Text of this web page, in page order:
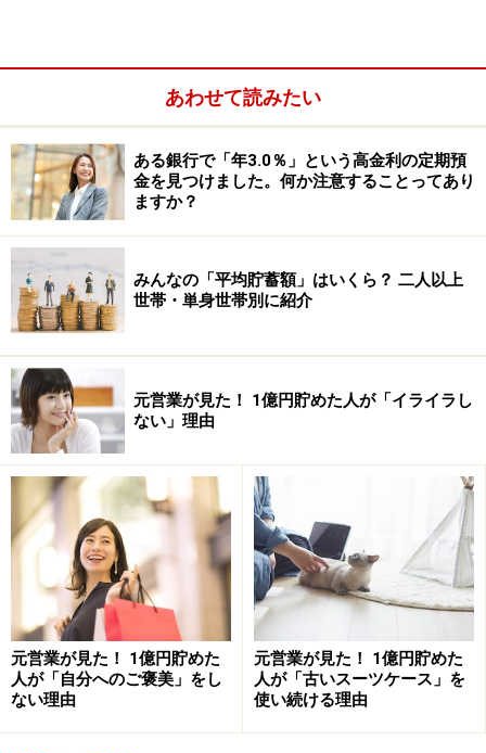
現金だけを使う（支出しにくい環境）
現金を持たない（支出しにくい環境）
これだけでも、「なるほど、そんなに節約テクニックに
は種類があるのか！」と驚きですが、確かに、使えそう
なものばかりです。
節約テクニックをおおまかに分類すると「モチベーショ
ンを引き上げるもの」と 「モチベーションが低いときで
節約のモチベーションを高める方法としては「具体的な
貯蓄目標を持つ」 ことが有効なようで、フワッとした目
標よりも、言い訳できないくらい具体的にすると効果的
みたいです。
中でも有効だった節約テクニックの1つが「お金にアク
セスしにくくする」
テクニックで、これは筆者も経験が
あったので納得しました。
例えば、アルバイトなどで働いた後、給料を「銀行振
込」で支給された場合と、「現金払い」で支給された場
合とでは、前者の方が無駄遣いをしにくいそうです。現
あわせて読みたい
ある銀行で「年3.0％」という高金利の定期預
金を見つけました。何か注意することってあり
ますか？
みんなの「平均貯蓄額」はいくら？ 二人以上
世帯・単身世帯別に紹介
元営業が見た！ 1億円貯めた人が「イライラし
ない」理由
元営業が見た！ 1億円貯めた
人が「自分へのご褒美」をし
ない理由
元営業が見た！ 1億円貯めた
人が「古いスーツケース」を
使い続ける理由